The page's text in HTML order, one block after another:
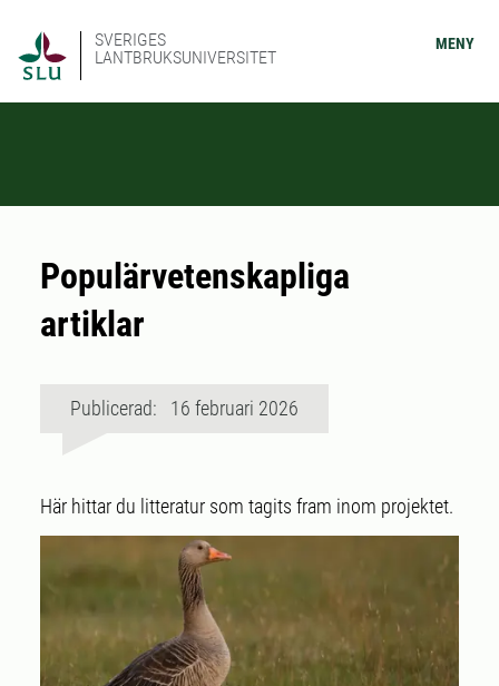
SVERIGES
LANTBRUKSUNIVERSITET
MENY
Populärvetenskapliga
artiklar
Publicerad: 16 februari 2026
Här hittar du litteratur som tagits fram inom projektet.